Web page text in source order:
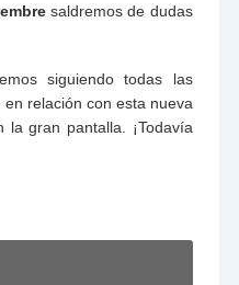
saldremos de dudas
siguiendo todas las
relación con esta nueva
la gran pantalla. ¡Todavía